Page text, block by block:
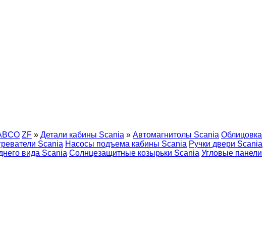
ZF » Детали кабины Scania » Автомагнитолы Scania Облицовка
Scania Насосы подъема кабины Scania Ручки двери Scania
вида Scania Солнцезащитные козырьки Scania Угловые панели